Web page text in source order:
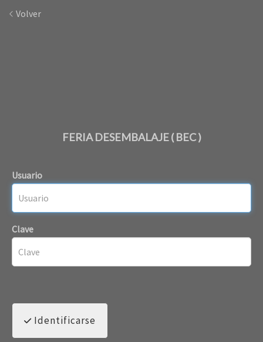
Volver
FERIA DESEMBALAJE ( BEC )
Usuario
Clave
Identificarse